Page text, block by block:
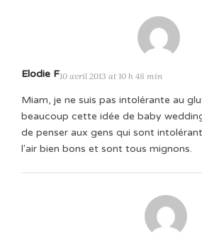
Elodie F10 avril 2013 at 10 h 48 min
Miam, je ne suis pas intolérante au
beaucoup cette idée de baby
de penser aux gens qui sont
l'air bien bons et sont tous mignons.